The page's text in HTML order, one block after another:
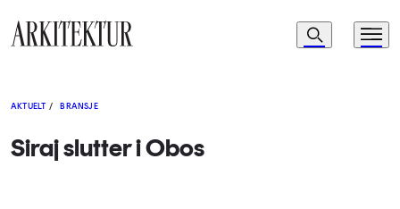
Navigasjon
Søk Meny
AKTUELT / BRANSJE
Siraj slutter i Obos